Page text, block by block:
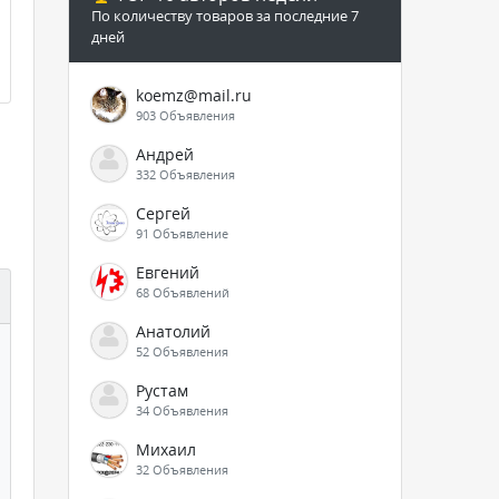
По количеству товаров за последние 7
дней
koemz@mail.ru
903 Объявления
Андрей
332 Объявления
Сергей
91 Объявление
Евгений
68 Объявлений
Анатолий
52 Объявления
Рустам
34 Объявления
Михаил
32 Объявления